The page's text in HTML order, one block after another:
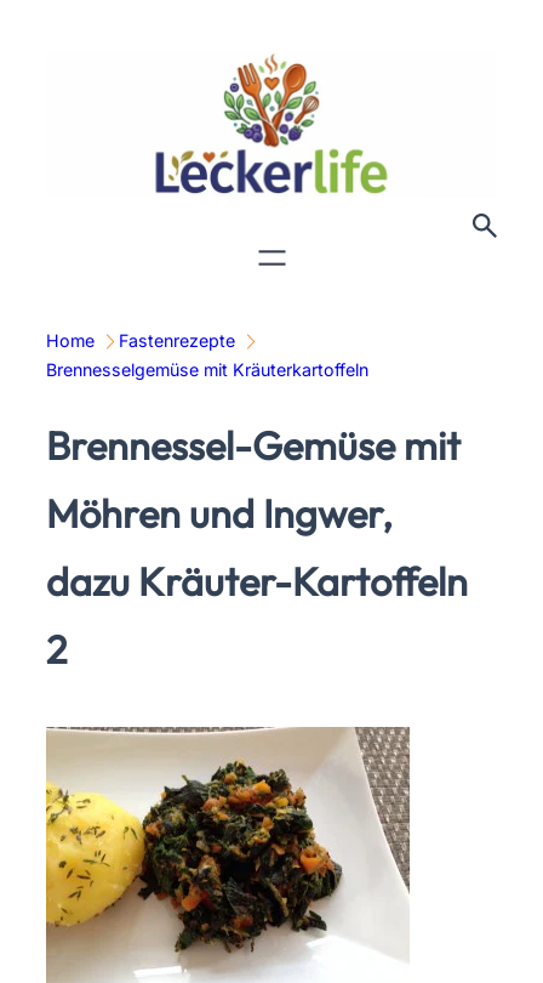
Home
Fastenrezepte
Brennesselgemüse mit Kräuterkartoffeln
Brennessel-Gemüse mit
Möhren und Ingwer,
dazu Kräuter-Kartoffeln
2